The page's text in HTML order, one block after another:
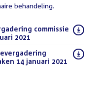
behandeling.
commissie
2021
14 januari 2021 (PDF)